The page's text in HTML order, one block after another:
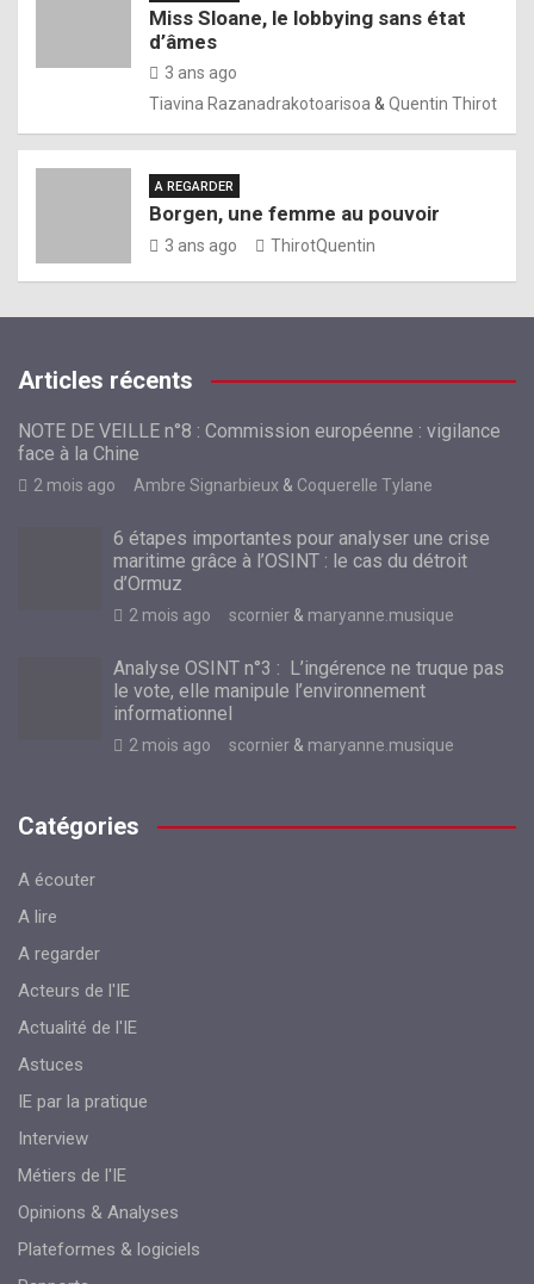
Miss Sloane, le lobbying sans état
d’âmes
3 ans ago
Tiavina Razanadrakotoarisoa & Quentin Thirot
A REGARDER
Borgen, une femme au pouvoir
3 ans ago ThirotQuentin
Articles récents
NOTE DE VEILLE n°8 : Commission européenne : vigilance
face à la Chine
2 mois ago Ambre Signarbieux & Coquerelle Tylane
6 étapes importantes pour analyser une crise
maritime grâce à l’OSINT : le cas du détroit
d’Ormuz
2 mois ago scornier & maryanne.musique
Analyse OSINT n°3 : L’ingérence ne truque pas
le vote, elle manipule l’environnement
informationnel
2 mois ago scornier & maryanne.musique
Catégories
A écouter
A lire
A regarder
Acteurs de l'IE
Actualité de l'IE
Astuces
IE par la pratique
Interview
Métiers de l'IE
Opinions & Analyses
Plateformes & logiciels